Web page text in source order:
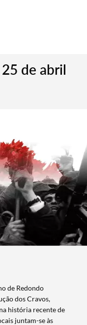
de abril
de Redondo
dos Cravos,
história recente de
juntam-se às